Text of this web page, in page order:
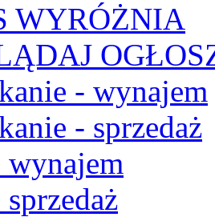
WYRÓŻNIA
- wynajem
- sprzedaż
wynajem